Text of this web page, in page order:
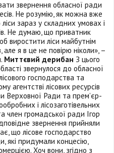
звернення обласної ради
Не розумію, як можна вже
зараз у складних умовах і
Не думаю, що приватник
виростити ліси майбутнім
я в це не повірю ніколи», –
Миттєвий дерибан З цього
звернулося до обласної
господарства та
лісових ресурсів
Верховної Ради та прем’єр-
і лісозаготівельних
член громадської ради Ігор
звернення прийняли
що лісове господарство
які придумали концесію,
Хоч вони, згідно з